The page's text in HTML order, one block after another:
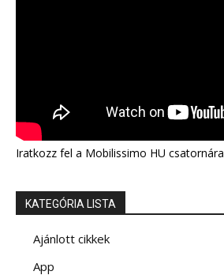
Iratkozz fel a Mobilissimo HU csatornára
KATEGÓRIA LISTA
Ajánlott cikkek
App